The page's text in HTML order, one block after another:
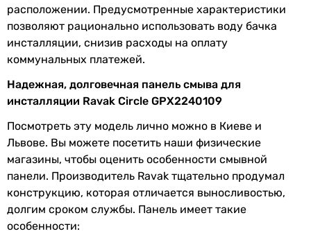
Купить
Volle Cuadra Evo
Купить
Основные характеристики
Тип
смыва
Цвет кнопки
смыва
черный
Ширина 220 мм
Глубина 13 мм
Габариты в упаковке
Ширина в
упаковке
270 мм
расположении. Предусмотренные характеристики
позволяют рационально использовать воду бачка
инсталляции, снизив расходы на оплату
коммунальных платежей.
Надежная, долговечная панель смыва для
инсталляции Ravak Circle GPX2240109
Посмотреть эту модель лично можно в Киеве и
Львове. Вы можете посетить наши физические
магазины, чтобы оценить особенности смывной
панели. Производитель Ravak тщательно продумал
конструкцию, которая отличается выносливостью,
долгим сроком службы. Панель имеет такие
особенности: